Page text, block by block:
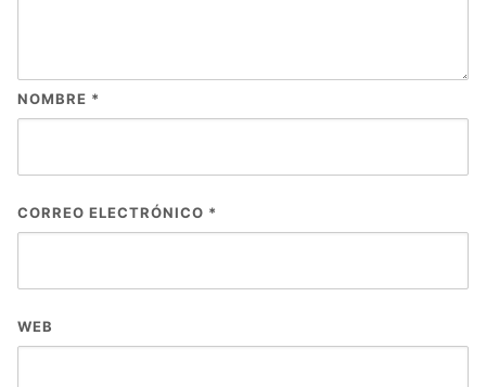
NOMBRE *
CORREO ELECTRÓNICO *
WEB